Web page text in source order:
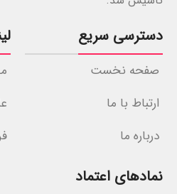
دسترسی سریع
صفحه نخست
ارتباط با ما
درباره ما
نمادهای اعتماد